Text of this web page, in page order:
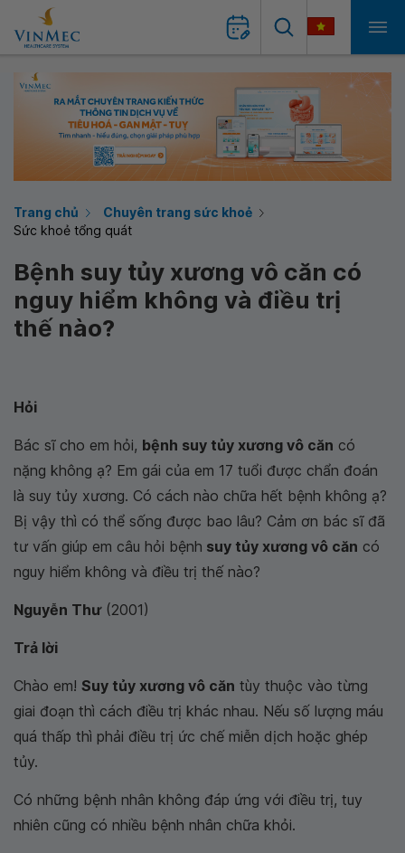
Trang chủ
Chuyên trang sức khoẻ
Sức khoẻ tổng quát
Bệnh suy tủy xương vô căn có
nguy hiểm không và điều trị
thế nào?
Hỏi
Bác sĩ cho em hỏi, bệnh suy tủy xương vô căn có
nặng không ạ? Em gái của em 17 tuổi được chẩn đoán
là suy tủy xương. Có cách nào chữa hết bệnh không ạ?
Bị vậy thì có thể sống được bao lâu? Cảm ơn bác sĩ đã
tư vấn giúp em câu hỏi bệnh suy tủy xương vô căn có
nguy hiểm không và điều trị thế nào?
Nguyễn Thư(2001)
Trả lời
Chào em! Suy tủy xương vô căn tùy thuộc vào từng
giai đoạn thì cách điều trị khác nhau. Nếu số lượng máu
quá thấp thì phải điều trị ức chế miễn dịch hoặc ghép
tủy.
Có những bệnh nhân không đáp ứng với điều trị, tuy
nhiên cũng có nhiều bệnh nhân chữa khỏi.